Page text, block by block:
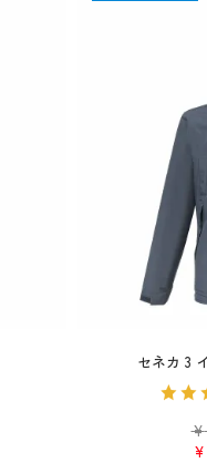
セネカ 3
¥
¥